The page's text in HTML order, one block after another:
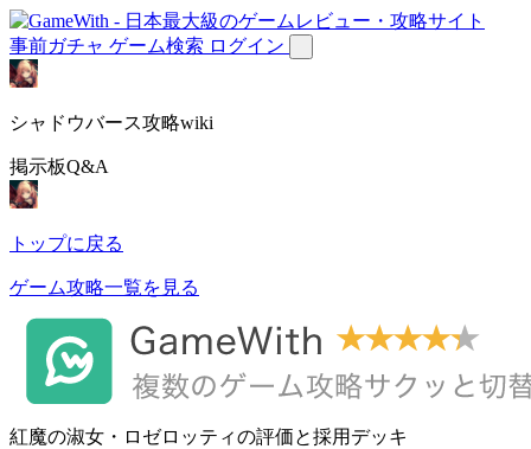
事前ガチャ ゲーム検索 ログイン
シャドウバース攻略wiki
掲示板Q&A
トップに戻る
ゲーム攻略一覧を見る
紅魔の淑女・ロゼロッティの評価と採用デッキ